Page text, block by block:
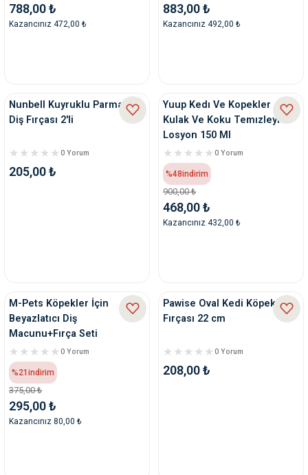
788,00 ₺
Kazancınız 472,00 ₺
883,00 ₺
Kazancınız 492,00 ₺
Nunbell Kuyruklu Parmak
Diş Fırçası 2'li
0 Yorum
205,00 ₺
Yuup Kedı Ve Kopekler
Kulak Ve Koku Temızleyıcı
Losyon 150 Ml
0 Yorum
%48indirim
900,00 ₺
468,00 ₺
Kazancınız 432,00 ₺
M-Pets Köpekler İçin
Beyazlatıcı Diş
Macunu+Fırça Seti
0 Yorum
%21 indirim
375,00 ₺
295,00 ₺
Kazancınız 80,00 ₺
Pawise Oval Kedi Köpek
Fırçası 22 cm
0 Yorum
208,00 ₺